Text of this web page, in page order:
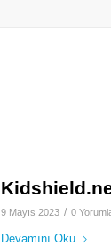
9 Mayıs 2023 / 0
Devamını Oku